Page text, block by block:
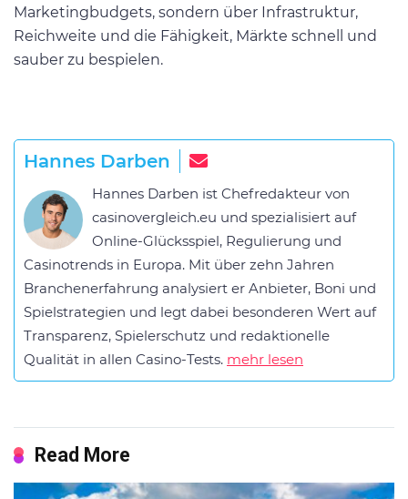
Marketingbudgets, sondern über Infrastruktur,
Reichweite und die Fähigkeit, Märkte schnell und
sauber zu bespielen.
Hannes Darben
Hannes Darben ist Chefredakteur von
casinovergleich.eu und spezialisiert auf
Online-Glücksspiel, Regulierung und
Casinotrends in Europa. Mit über zehn Jahren
Branchenerfahrung analysiert er Anbieter, Boni und
Spielstrategien und legt dabei besonderen Wert auf
Transparenz, Spielerschutz und redaktionelle
Qualität in allen Casino-Tests. mehr lesen
Read More